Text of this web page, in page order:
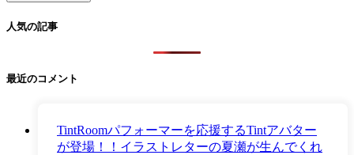
人気の記事
最近のコメント
TintRoomパフォーマーを応援するTintアバター
が登場！！イラストレターの夏瀬が生んでくれ